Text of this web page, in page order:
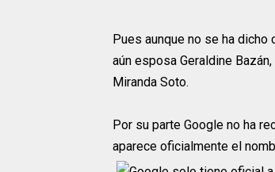
Pues aunque no se ha
aún esposa Geraldine
Miranda Soto.
Por su parte Google no ha
aparece oficialmente el